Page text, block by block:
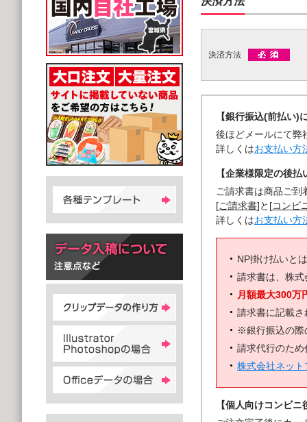
決済方法
【銀行振込(前払い)
後ほどメールにて弊
詳しくはお支払い方
【企業様限定の後
ご請求書は商品ご到
[ご請求書]と[コンビ
詳しくはお支払い方
NP掛け払いと
請求書は、株
月額最大300万
請求書に記載
※銀行振込の際
請求代行のた
株式会社ネッ
【個人向けコンビニ